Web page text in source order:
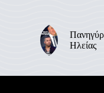
Ηλείας